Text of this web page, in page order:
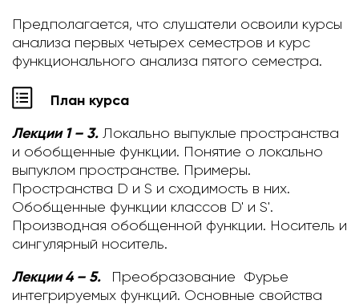
Предполагается, что слушатели освоили курсы
анализа первых четырех семестров и курс
функционального анализа пятого семестра.
План курса
Лекции 1 – 3. Локально выпуклые пространства
и обобщенные функции. Понятие о локально
выпуклом пространстве. Примеры.
Пространства D и S и сходимость в них.
Обобщенные функции классов D' и S'.
Производная обобщенной функции. Носитель и
сингулярный носитель.
Лекции 4 – 5.
Преобразование Фурье
интегрируемых функций. Основные свойства